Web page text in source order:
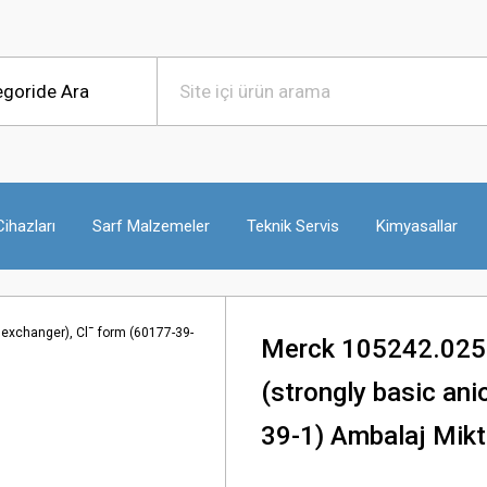
Sarf Malzemeler Teknik Servis Kimyasallar
Merck
(strongly basic
39-1) Ambalaj